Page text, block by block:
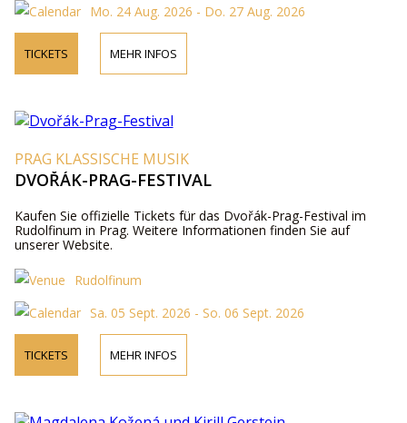
Mo. 24 Aug. 2026 - Do. 27 Aug. 2026
TICKETS MEHR INFOS
PRAG KLASSISCHE MUSIK
DVOŘÁK-PRAG-FESTIVAL
Kaufen Sie offizielle Tickets für das Dvořák-Prag-Festival im
Rudolfinum in Prag. Weitere Informationen finden Sie auf
unserer Website.
Rudolfinum
Sa. 05 Sept. 2026 - So. 06 Sept. 2026
TICKETS MEHR INFOS